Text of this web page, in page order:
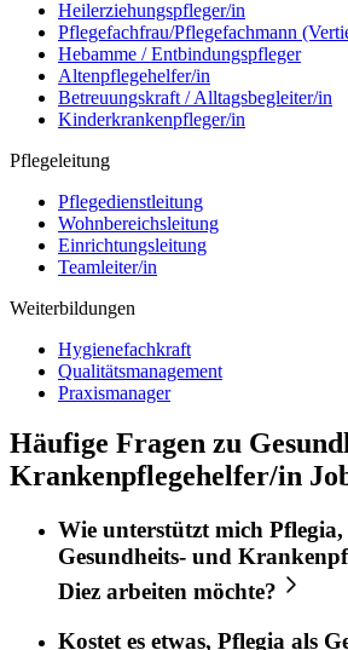
Heilerziehungspfleger/in
Pflegefachfrau/Pflegefachmann
Hebamme / Entbindungspfleger
Altenpflegehelfer/in
Betreuungskraft / Alltagsbegleiter/in
Kinderkrankenpfleger/in
Pflegeleitung
Pflegedienstleitung
Wohnbereichsleitung
Einrichtungsleitung
Teamleiter/in
Weiterbildungen
Hygienefachkraft
Qualitätsmanagement
Praxismanager
Häufige Fragen zu
Krankenpflegehelfer/in
Wie unterstützt mich Pflegia,
Gesundheits- und
Diez arbeiten möchte?
Kostet es etwas, Pflegia als